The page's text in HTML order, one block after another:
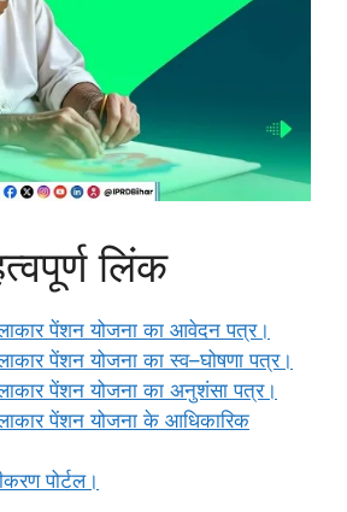
लिंक
पेंशन योजना का आवेदन पत्र।
पेंशन योजना का स्व–घोषणा पत्र।
पेंशन योजना का अनुशंसा पत्र।
पेंशन योजना के आधिकारिक
पोर्टल।